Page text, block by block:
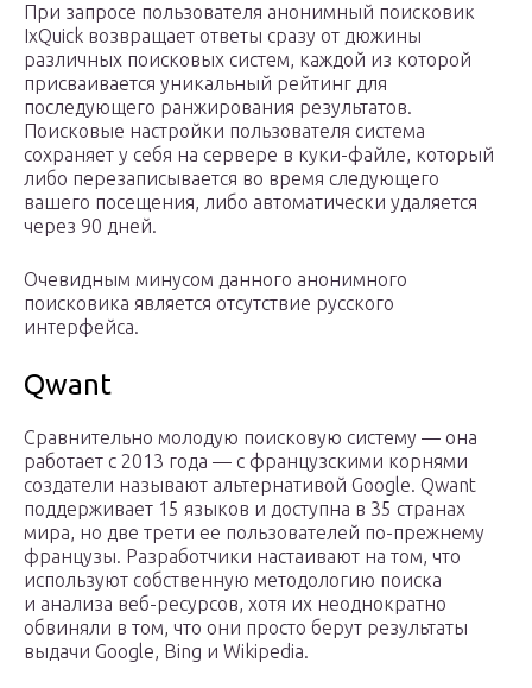
При запросе пользователя анонимный поисковик
IxQuick возвращает ответы сразу от дюжины
различных поисковых систем, каждой из которой
присваивается уникальный рейтинг для
последующего ранжирования результатов.
Поисковые настройки пользователя система
сохраняет у себя на сервере в куки-файле, который
либо перезаписывается во время следующего
вашего посещения, либо автоматически удаляется
через 90 дней.
Очевидным минусом данного анонимного
поисковика является отсутствие русского
интерфейса.
Qwant
Сравнительно молодую поисковую систему — она
работает с 2013 года — с французскими корнями
создатели называют альтернативой Google. Qwant
поддерживает 15 языков и доступна в 35 странах
мира, но две трети ее пользователей по-прежнему
французы. Разработчики настаивают на том, что
используют собственную методологию поиска
и анализа веб-ресурсов, хотя их неоднократно
обвиняли в том, что они просто берут результаты
выдачи Google, Bing и Wikipedia.